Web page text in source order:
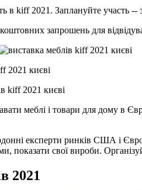
в kiff 2021. Заплануйте участь
запрошень для
меблі і товари для дому в
експерти ринків США і
показати свої вироби.
2021